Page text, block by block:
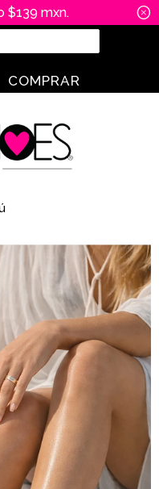
$139 mxn. ␡
COMPRAR